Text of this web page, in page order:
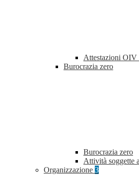
Attestazioni OIV
Burocrazia zero
Burocrazia zero
Attività soggette
Organizzazione 3